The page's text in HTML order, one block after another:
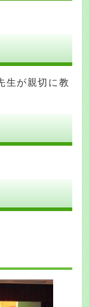
生が親切に教